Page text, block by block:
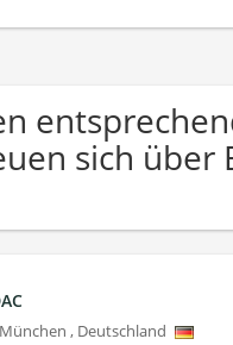
sich
München , Deutschland